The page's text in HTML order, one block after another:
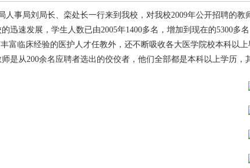
事局刘局长、栾处长一行来到我校，对我校2009年公开招聘的教
迅速发展，学生人数已由2005年1400多名，增加到现在的5300
富临床经验的医护人才任教外，还不断吸收各大医学院校本科以上
是从200余名应聘者选出的佼佼者，他们全部都是本科以上学历，